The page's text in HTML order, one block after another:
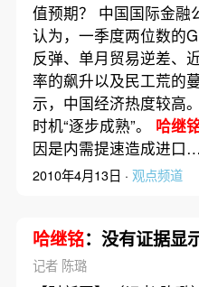
值预期？ 中国国际金融
认为，一季度两位数的
反弹、单月贸易逆差、
率的飙升以及民工荒的
示，中国经济热度较高
时机“逐步成熟”。 哈继
因是内需提速造成进
2010年4月13日 · 观点频道
哈继铭：没有证据显
记者 陈璐